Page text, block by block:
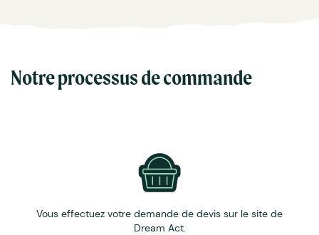
Composition :
OEUF plein air
Notre processus de commande
Vous effectuez votre demande de devis sur le site de
Dream Act.